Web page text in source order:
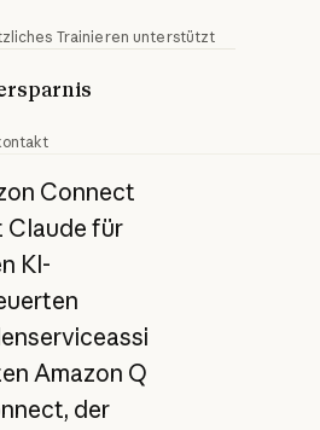
Trainieren unterstützt
Connect
Claude für
KI-
Amazon Q
der